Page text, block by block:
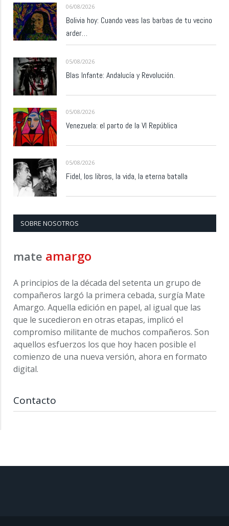
06/08/2026
Bolivia hoy: Cuando veas las barbas de tu vecino
arder…
05/08/2026
Blas Infante: Andalucía y Revolución.
05/08/2026
Venezuela: el parto de la VI República
05/08/2026
Fidel, los libros, la vida, la eterna batalla
SOBRE NOSOTROS
mate amargo
A principios de la década del setenta un grupo de
compañeros largó la primera cebada, surgía Mate
Amargo. Aquella edición en papel, al igual que las
que le sucedieron en otras etapas, implicó el
compromiso militante de muchos compañeros. Son
aquellos esfuerzos los que hoy hacen posible el
comienzo de una nueva versión, ahora en formato
digital.
Contacto